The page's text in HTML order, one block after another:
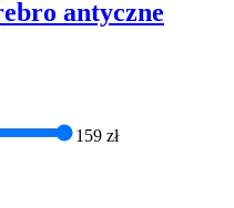
antyczne
159 zł